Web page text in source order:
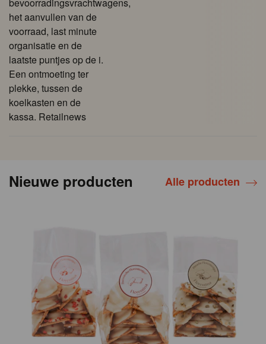
het aanvullen van de
voorraad, last minute
organisatie en de
laatste puntjes op de i.
Een ontmoeting ter
plekke, tussen de
koelkasten en de
kassa. Retailnews
Nieuwe producten Alle producten